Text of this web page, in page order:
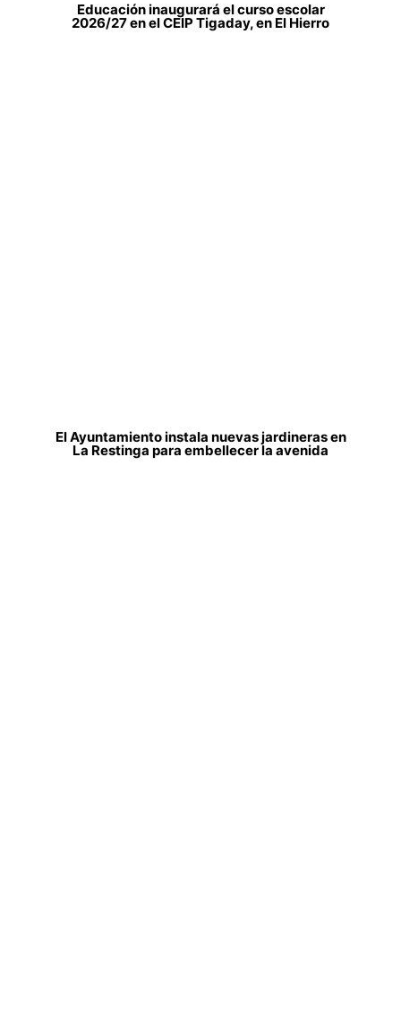
Educación inaugurará el curso escolar
2026/27 en el CEIP Tigaday, en El Hierro
El Ayuntamiento instala nuevas jardineras en
La Restinga para embellecer la avenida